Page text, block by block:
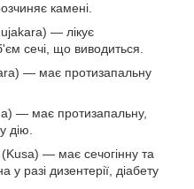
камені.
— лікує
сечі, що виводиться.
— має протизапальну
— має протизапальну,
дію.
— має сечогінну та
разі дизентерії, діабету